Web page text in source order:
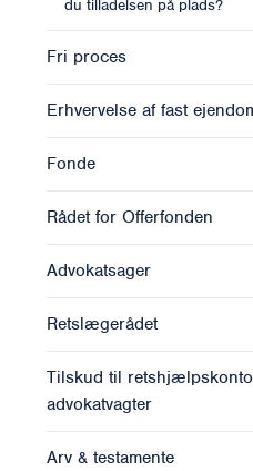
du tilladelsen på plads?
Fri proces
Erhvervelse af fast
Fonde
Rådet for Offerfonden
Advokatsager
Retslægerådet
Tilskud til
advokatvagter
Arv & testamente